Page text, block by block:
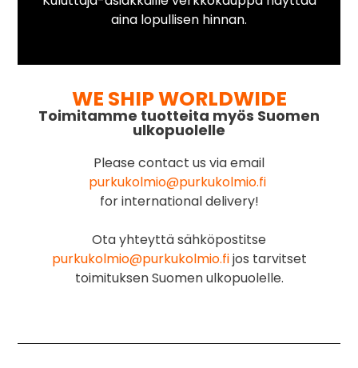
aina lopullisen hinnan.
WE SHIP WORLDWIDE
Toimitamme tuotteita myös Suomen
ulkopuolelle
Please contact us via email
purkukolmio@purkukolmio.fi
for international delivery!
Ota yhteyttä sähköpostitse
purkukolmio@purkukolmio.fijos tarvitset
toimituksen Suomen ulkopuolelle.